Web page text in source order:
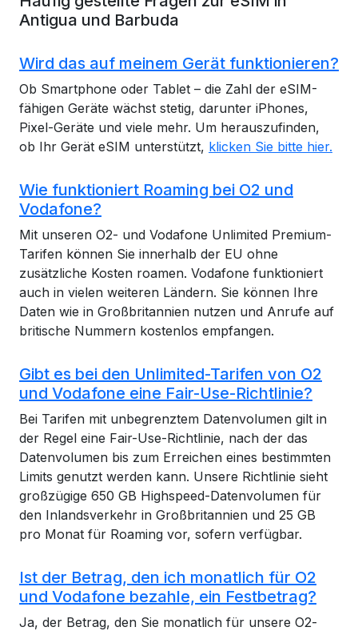
Antigua und Barbuda
Wird das auf meinem Gerät funktionieren?
Ob Smartphone oder Tablet – die Zahl der eSIM-
fähigen Geräte wächst stetig, darunter iPhones,
Pixel-Geräte und viele mehr. Um herauszufinden,
ob Ihr Gerät eSIM unterstützt, klicken Sie bitte hier.
Wie funktioniert Roaming bei O2 und
Vodafone?
Mit unseren O2- und Vodafone Unlimited Premium-
Tarifen können Sie innerhalb der EU ohne
zusätzliche Kosten roamen. Vodafone funktioniert
auch in vielen weiteren Ländern. Sie können Ihre
Daten wie in Großbritannien nutzen und Anrufe auf
britische Nummern kostenlos empfangen.
Gibt es bei den Unlimited-Tarifen von O2
und Vodafone eine Fair-Use-Richtlinie?
Bei Tarifen mit unbegrenztem Datenvolumen gilt in
der Regel eine Fair-Use-Richtlinie, nach der das
Datenvolumen bis zum Erreichen eines bestimmten
Limits genutzt werden kann. Unsere Richtlinie sieht
großzügige 650 GB Highspeed-Datenvolumen für
den Inlandsverkehr in Großbritannien und 25 GB
pro Monat für Roaming vor, sofern verfügbar.
Ist der Betrag, den ich monatlich für O2
und Vodafone bezahle, ein Festbetrag?
Ja, der Betrag, den Sie monatlich für unsere O2-